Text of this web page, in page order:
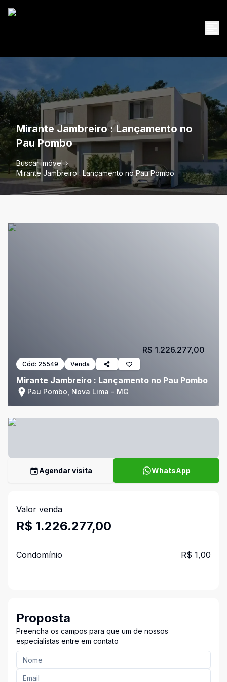
Mirante Jambreiro : Lançamento no
Pau Pombo
Buscar imóvel
Mirante Jambreiro : Lançamento no Pau Pombo
Cód: 25549 Venda
Mirante Jambreiro : Lançamento no Pau Pombo
Pau Pombo, Nova Lima - MG
R$ 1.226.277,00
Agendar visita WhatsApp
Valor venda
R$ 1.226.277,00
Condomínio R$ 1,00
Proposta
Preencha os campos para que um de nossos
especialistas entre em contato